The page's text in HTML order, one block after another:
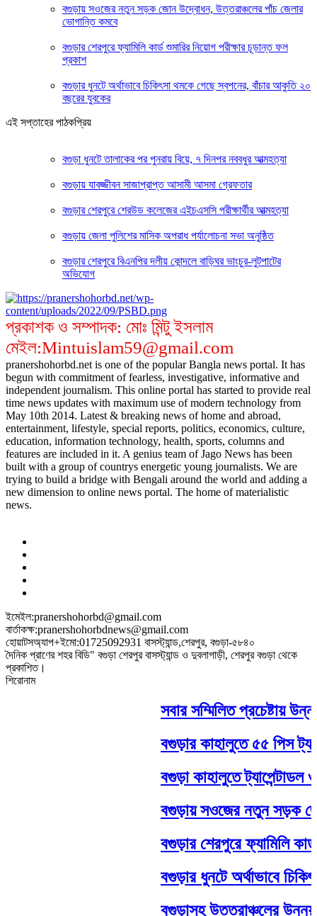
বগুড়ায় সওজের নতুন সড়ক জোন উদ্বোধন, উত্তরাঞ্চলের পাঁচ জেলার
ভোগান্তি কমবে
বগুড়ার শেরপুরে ফ্যামিলি কার্ড শুমারির নিয়োগ পরীক্ষার চূড়ান্ত ফল
প্রকাশ
বগুড়ার ধুনটে অর্থাভাবে চিকিৎসা থমকে গেছে স্বপনের, বাঁচার আকুতি ২০
বছরের যুবকের
এই সপ্তাহের পাঠকপ্রিয়
বগুড়া ধুনটে তালাকের পর পুনরায় বিয়ে, ৭ দিনপর নববধুর আত্মহত্যা
বগুড়ায় যাবজ্জীবন সাজাপ্রাপ্ত আসামী আসমা গ্রেফতার
বগুড়ার শেরপুরে শেরউড কলেজের এইচএসসি পরীক্ষার্থীর আত্মহত্যা
বগুড়ায় জেলা পুলিশের মাসিক অপরাধ পর্যালোচনা সভা অনুষ্ঠিত
বগুড়ার শেরপুরে বিএনপির দলীয় কোন্দলে বাড়িঘর ভাংচুর-লুটপাটের
অভিযোগ
প্রকাশক ও সম্পাদক: মোঃ মিন্টু ইসলাম
মেইল:Mintuislam59@gmail.com
pranershohorbd.net is one of the popular Bangla news portal. It has
begun with commitment of fearless, investigative, informative and
independent journalism. This online portal has started to provide real
time news updates with maximum use of modern technology from
May 10th 2014. Latest & breaking news of home and abroad,
entertainment, lifestyle, special reports, politics, economics, culture,
education, information technology, health, sports, columns and
features are included in it. A genius team of Jago News has been
built with a group of countrys energetic young journalists. We are
trying to build a bridge with Bengali around the world and adding a
new dimension to online news portal. The home of materialistic
news.
ইমেইল:pranershohorbd@gmail.com
বার্তাকক্ষ:pranershohorbdnews@gmail.com
হোয়াটসঅ্যাপ+ইমো:01725092931 বাসস্ট্যান্ড,শেরপুর, বগুড়া-৫৮৪০
দৈনিক প্রাণের শহর বিডি" বগুড়া শেরপুর বাসস্ট্যান্ড ও দুবলাগাড়ী, শেরপুর বগুড়া থেকে
প্রকাশিত।
শিরোনাম
সবার সম্মিলিত প্রচেষ্টায়
বগুড়ার কাহালুতে ৫৫ পিস
বগুড়া কাহালুতে ট্যাপেন্টাডল
বগুড়ায় সওজের নতুন সড়ক
বগুড়ার শেরপুরে ফ্যামিলি
বগুড়ার ধুনটে অর্থাভাবে
বগুড়াসহ উত্তরাঞ্চলের